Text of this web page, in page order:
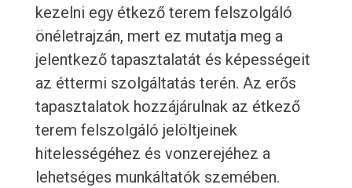
kezelni egy étkező terem felszolgáló
önéletrajzán, mert ez mutatja meg a
jelentkező tapasztalatát és képességeit
az éttermi szolgáltatás terén. Az erős
tapasztalatok hozzájárulnak az étkező
terem felszolgáló jelöltjeinek
hitelességéhez és vonzerejéhez a
lehetséges munkáltatók szemében.